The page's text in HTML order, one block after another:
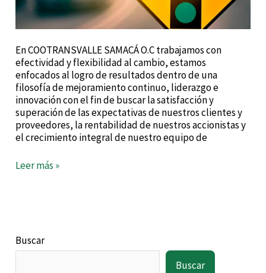
En COOTRANSVALLE SAMACÁ O.C trabajamos con
efectividad y flexibilidad al cambio, estamos
enfocados al logro de resultados dentro de una
filosofía de mejoramiento continuo, liderazgo e
innovación con el fin de buscar la satisfacción y
superación de las expectativas de nuestros clientes y
proveedores, la rentabilidad de nuestros accionistas y
el crecimiento integral de nuestro equipo de
Leer más »
Buscar
Buscar